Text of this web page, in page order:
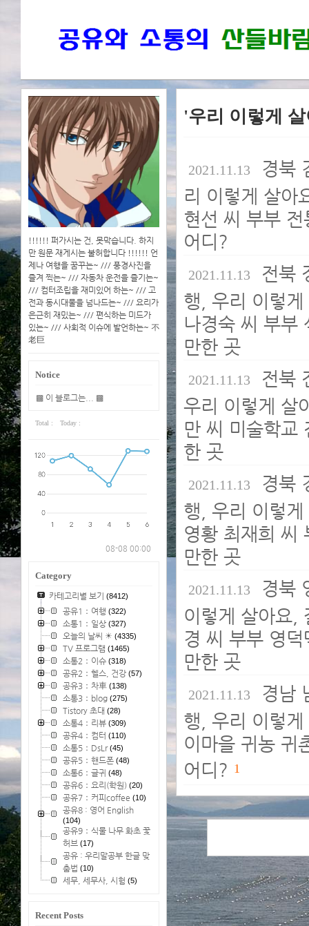
!!!!!! 퍼가시는 건, 못막습니다. 하지
만 원문 재게시는 불허합니다 !!!!!! 언
제나 여행을 꿈꾸는~ /// 풍경사진을
즐겨 찍는~ /// 자동차 운전을 즐기는~
/// 컴터조립을 재미있어 하는~ /// 고
전과 동시대물을 넘나드는~ /// 요리가
은근히 재밌는~ /// 편식하는 미드가
있는~ /// 사회적 이슈에 발언하는~ 不
老巨
Notice
▩ 이 블로그는... ▩
Total : Today :
08-08 00:00
Category
카테고리별 보기 (8412)
공유1：여행 (322)
소통1：일상 (327)
오늘의 날씨 ☀ (4335)
TV 프로그램 (1465)
소통2：이슈 (318)
공유2：헬스, 건강 (57)
공유3：차車 (138)
소통3：blog (275)
Tistory 초대 (28)
소통4：리뷰 (309)
공유4：컴터 (110)
소통5：DsLr(45)
공유5：핸드폰 (48)
소통6：글귀 (48)
공유6：요리(학원) (20)
공유7：커피coffee (10)
공유8 : 영어 English
(104)
공유9：식물 나무 화초 꽃
허브 (17)
공유 : 우리말공부 한글 맞
춤법 (10)
세무, 세무사, 시험 (5)
Recent Posts
'우리 이렇게
2021.11.13 경북
리 이렇게 살아
현선 씨 부부
어디?
2021.11.13 전북
행, 우리 이렇
나경숙 씨 부부
만한 곳
2021.11.13 전북
우리 이렇게 살
만 씨 미술학교
한 곳
2021.11.13 경북
행, 우리 이렇
영황 최재희 씨
만한 곳
2021.11.13 경북
이렇게 살아요,
경 씨 부부 영
만한 곳
2021.11.13 경남
행, 우리 이렇
이마을 귀농 귀
어디? 1